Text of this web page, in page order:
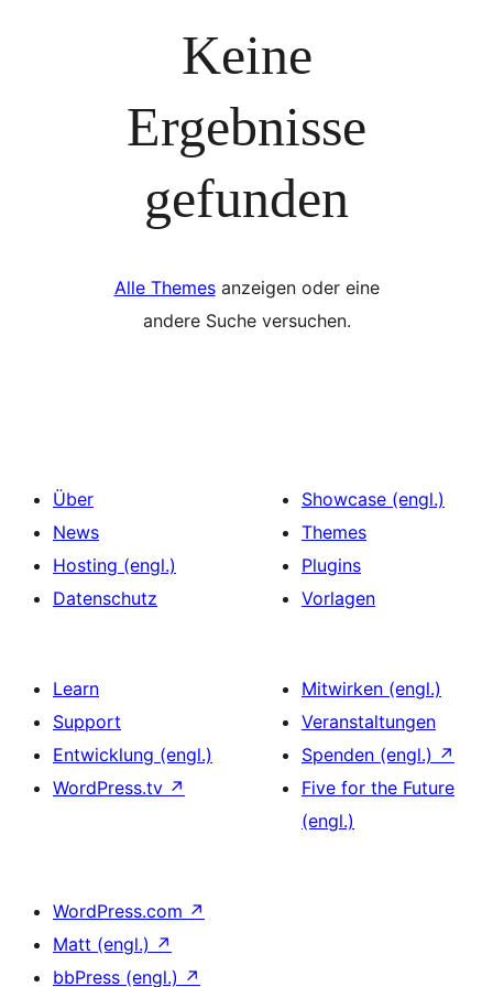
Keine
Ergebnisse
gefunden
Alle Themesanzeigen oder eine
andere Suche versuchen.
Über
News
Hosting (engl.)
Datenschutz
Showcase (engl.)
Themes
Plugins
Vorlagen
Learn
Support
Entwicklung (engl.)
WordPress.tv ↗
Mitwirken (engl.)
Veranstaltungen
Spenden (engl.) ↗
Five for the Future
(engl.)
WordPress.com ↗
Matt (engl.) ↗
bbPress (engl.) ↗